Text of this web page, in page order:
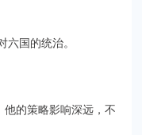
国的统治。
的策略影响深远，不